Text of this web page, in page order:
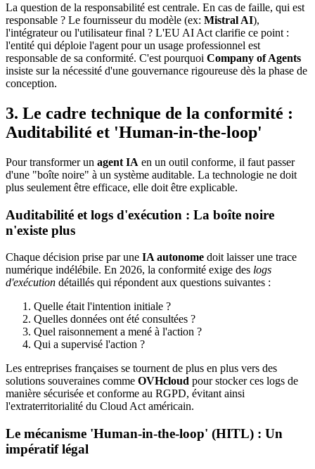
La question de la responsabilité est centrale. En cas de faille, qui est
responsable ? Le fournisseur du modèle (ex: Mistral AI),
l'intégrateur ou l'utilisateur final ? L'EU AI Act clarifie ce point :
l'entité qui déploie l'agent pour un usage professionnel est
responsable de sa conformité. C'est pourquoi Company of Agents
insiste sur la nécessité d'une gouvernance rigoureuse dès la phase de
conception.
3. Le cadre technique de la conformité :
Auditabilité et 'Human-in-the-loop'
Pour transformer un agent IA en un outil conforme, il faut passer
d'une "boîte noire" à un système auditable. La technologie ne doit
plus seulement être efficace, elle doit être explicable.
Auditabilité et logs d'exécution : La boîte noire
n'existe plus
Chaque décision prise par une IA autonome doit laisser une trace
numérique indélébile. En 2026, la conformité exige des logs
d'exécution détaillés qui répondent aux questions suivantes :
Quelle était l'intention initiale ?
Quelles données ont été consultées ?
Quel raisonnement a mené à l'action ?
Qui a supervisé l'action ?
Les entreprises françaises se tournent de plus en plus vers des
solutions souveraines comme OVHcloud pour stocker ces logs de
manière sécurisée et conforme au RGPD, évitant ainsi
l'extraterritorialité du Cloud Act américain.
Le mécanisme 'Human-in-the-loop' (HITL) : Un
impératif légal